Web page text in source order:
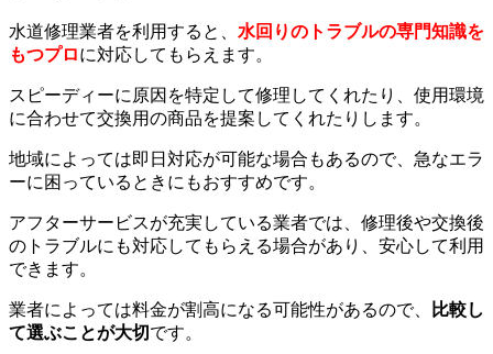
水道修理業者を利用すると、 水回りのトラブルの専門知識を
もつプロに対応してもらえます。
スピーディーに原因を特定して修理してくれたり、使用環境
に合わせて交換用の商品を提案してくれたりします。
地域によっては即日対応が可能な場合もあるので、急なエラ
ーに困っているときにもおすすめです。
アフターサービスが充実している業者では、修理後や交換後
のトラブルにも対応してもらえる場合があり、安心して利用
できます。
業者によっては料金が割高になる可能性があるので、
比較し
て選ぶことが大切です。